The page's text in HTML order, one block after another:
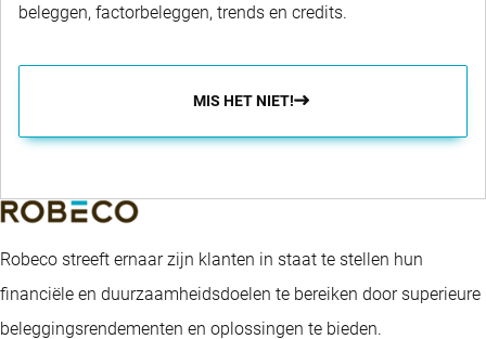
beleggen, factorbeleggen, trends en credits.
MIS HET NIET!
Robeco streeft ernaar zijn klanten in staat te stellen hun
financiële en duurzaamheidsdoelen te bereiken door superieure
beleggingsrendementen en oplossingen te bieden.